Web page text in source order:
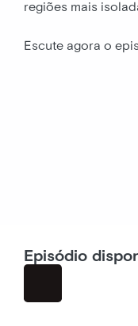
regiões mais
Escute agora o
Episódio